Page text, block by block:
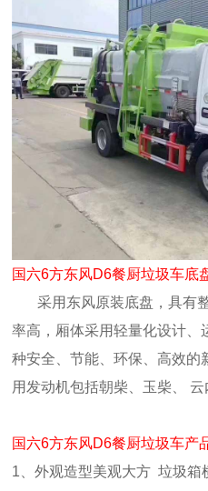
国六6方东风D6餐厨垃圾车底
采用东风原装底盘，具有
率高，厢体采用轻量化设计、
种安全、节能、环保、高效的
用发动机包括朝柴、玉柴、 云
国六6方东风D6餐厨垃圾车产
1、外观造型美观大方 垃圾箱